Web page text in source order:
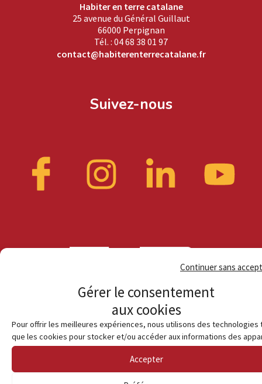
Gérer le consentement
aux cookies
Pour offrir les meilleures expériences, nous utilisons des technologies
que les cookies pour stocker et/ou accéder aux informations des
Accepter
Continuer sans
Habiter en terre catalane
25 avenue du Général Guillaut
66000 Perpignan
Tél. : 04 68 38 01 97
contact@habiterenterrecatalane.fr
Suivez-nous